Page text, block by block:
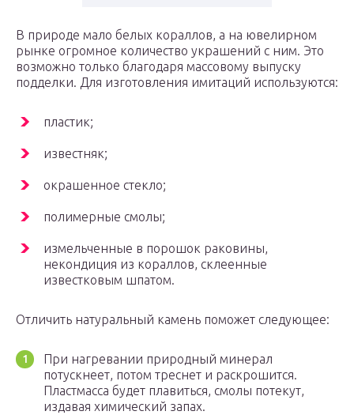
В природе мало белых кораллов, а на ювелирном
рынке огромное количество украшений с ним. Это
возможно только благодаря массовому выпуску
подделки. Для изготовления имитаций используются:
пластик;
известняк;
окрашенное стекло;
полимерные смолы;
измельченные в порошок раковины,
некондиция из кораллов, склеенные
известковым шпатом.
Отличить натуральный камень поможет следующее:
При нагревании природный минерал
потускнеет, потом треснет и раскрошится.
Пластмасса будет плавиться, смолы потекут,
издавая химический запах.